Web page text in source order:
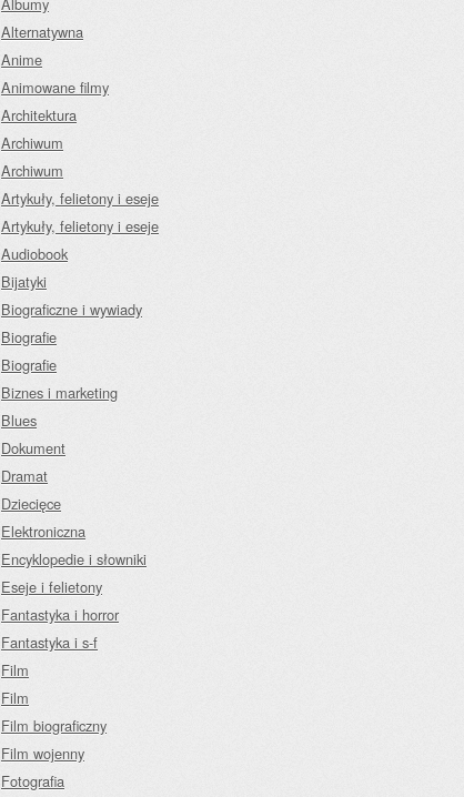
Alternatywna
Anime
Animowane filmy
Architektura
Archiwum
Archiwum
Artykuły, felietony i eseje
Artykuły, felietony i eseje
Audiobook
Bijatyki
Biograficzne i wywiady
Biografie
Biografie
Biznes i marketing
Blues
Dokument
Dramat
Dziecięce
Elektroniczna
Encyklopedie i słowniki
Eseje i felietony
Fantastyka i horror
Fantastyka i s-f
Film
Film
Film biograficzny
Film wojenny
Fotografia